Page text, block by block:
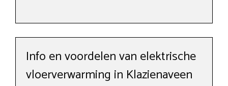
Info en voordelen van elektrische
vloerverwarming in Klazienaveen